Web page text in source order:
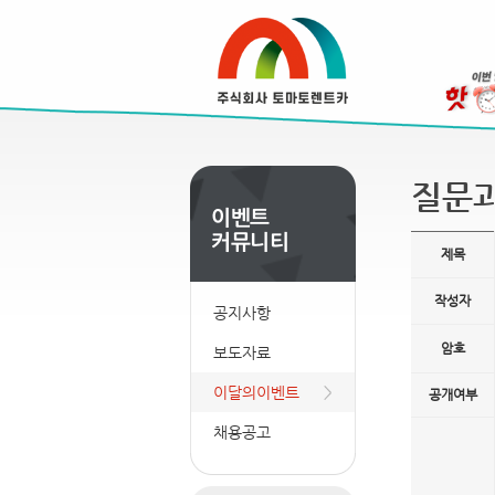
공지사항
보도자료
이달의이벤트
채용공고
질문
제목
작성자
암호
공개여부